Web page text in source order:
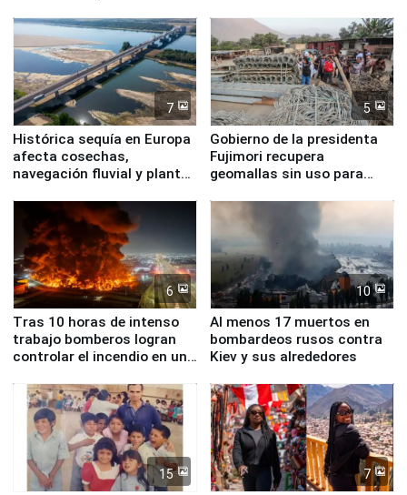
7
Histórica sequía en Europa
afecta cosechas,
navegación fluvial y plantas
5
Gobierno de la presidenta
Fujimori recupera
geomallas sin uso para
Fenómeno El Niño
6
Tras 10 horas de intenso
trabajo bomberos logran
controlar el incendio en una
de Chile
10
Al menos 17 muertos en
bombardeos rusos contra
Kiev y sus alrededores
15 7